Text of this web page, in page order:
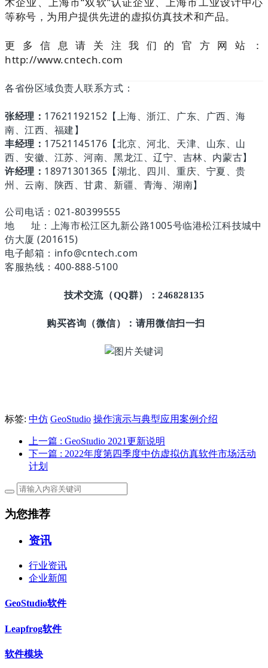
等称号，为用户提供先进的虚拟仿真技术和产品。
更多信息请关注我们的官方网站：
http://www.cntech.com
各省份区域负责人联系方式：
张经理： 17621192152【上海、浙江、广东、广西、海
南、江西、福建】
丰经理： 17521145176【北京、河北、天津、山东、山
西、安徽、江苏、河南、黑龙江、辽宁、吉林、内蒙古】
许经理： 18971301365【湖北、四川、重庆、宁夏、贵
州、云南、陕西、甘肃、新疆、青海、湖南】
公司电话：021-80399555
地 址：上海市松江区九新公路1005号临港松江科技城中
仿大厦 (201615)
电子邮箱：info@cntech.com
客服热线：400-888-5100
技术交流（QQ群）：246828135
购买咨询（微信）：请用微信扫一扫
标签: 中仿 GeoStudio 操作演示与典型应用案例介绍
上一篇 : GeoStudio 2021更新说明
下一篇 : 2022年度第四季度中仿虚拟仿真软件市场活动
计划
为您推荐
资讯
行业资讯
企业新闻
GeoStudio软件
Leapfrog软件
软件模块